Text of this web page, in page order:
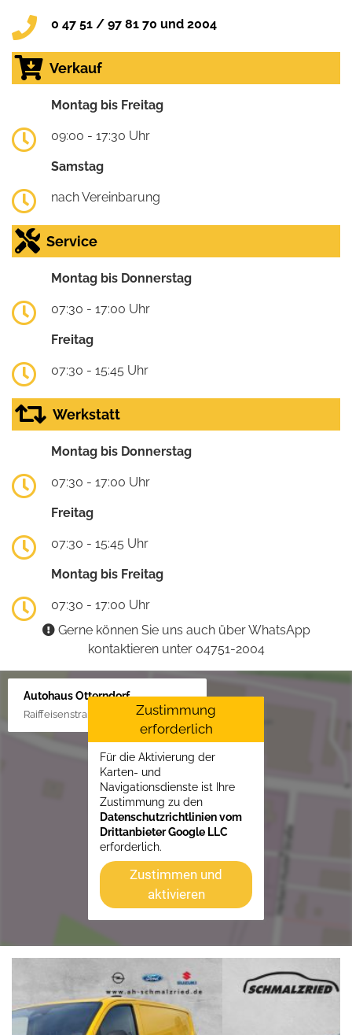
0 47 51 / 97 81 70 und 2004
Verkauf
Montag bis Freitag
09:00 - 17:30 Uhr
Samstag
nach Vereinbarung
Service
Montag bis Donnerstag
07:30 - 17:00 Uhr
Freitag
07:30 - 15:45 Uhr
Werkstatt
Montag bis Donnerstag
07:30 - 17:00 Uhr
Freitag
07:30 - 15:45 Uhr
Montag bis Freitag
07:30 - 17:00 Uhr
Gerne können Sie uns auch über WhatsApp
kontaktieren unter 04751-2004
Autohaus Otterndorf
Raiffeisenstraße 1, 21762 Otterndorf
Zustimmung
erforderlich
Für die Aktivierung der
Karten- und
Navigationsdienste ist Ihre
Zustimmung zu den
Datenschutzrichtlinien vom
Drittanbieter Google LLC
erforderlich.
Zustimmen und
aktivieren